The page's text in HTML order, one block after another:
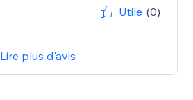
Utile (0)
Lire plus d'avis